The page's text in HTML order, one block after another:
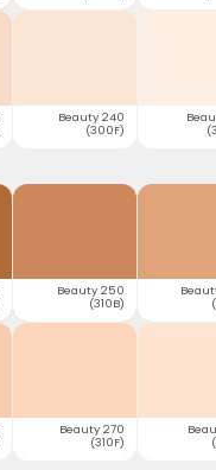
Beauty 240
(300F)
Beauty 250
(310B)
Beauty 270
(310F)